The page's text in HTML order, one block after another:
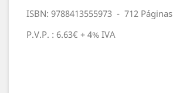
ISBN: 9788413555973 - 712 Páginas
P.V.P. : 6.63€ + 4% IVA